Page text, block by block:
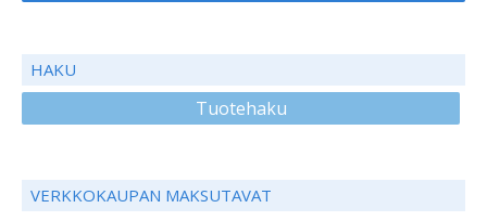
HAKU
Tuotehaku
VERKKOKAUPAN MAKSUTAVAT